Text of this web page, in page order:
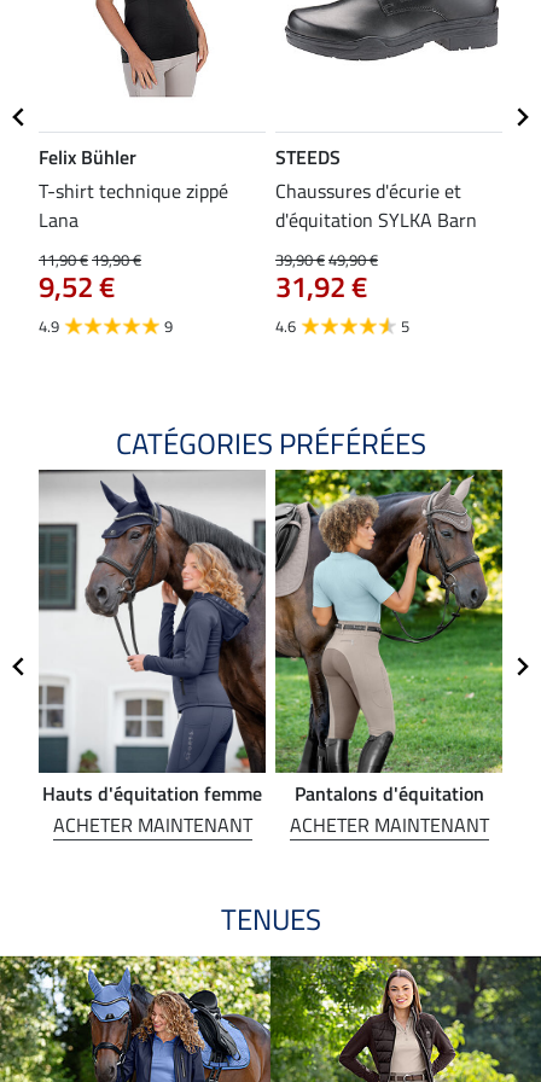
Felix Bühler
T-shirt technique zippé
Lana
11,90 €19,90 €
9,52 €
4.9 9
STEEDS
Chaussures d'écurie et
d'équitation SYLKA Barn
39,90 €49,90 €
31,92 €
4.6 5
CATÉGORIES PRÉFÉRÉES
Hauts d'équitation femme
ACHETER MAINTENANT
Pantalons d'équitation
ACHETER MAINTENANT
TENUES